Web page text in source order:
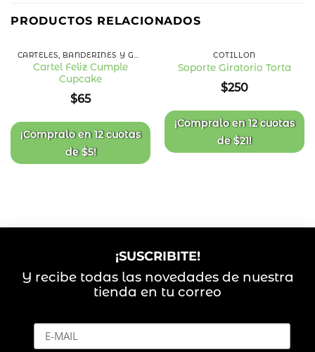
PRODUCTOS RELACIONADOS
Cartel Feliz Cumple
Cupcake
$65
¡Compralo en12 cuotas
de$5!
de
deseos
COTILLÓN
Soporte Giratorio Torta
$250
¡Compralo en12 cuotas
de$21!
¡SUSCRIBITE!
Y recibe todas las novedades de nuestra
tienda en tu correo